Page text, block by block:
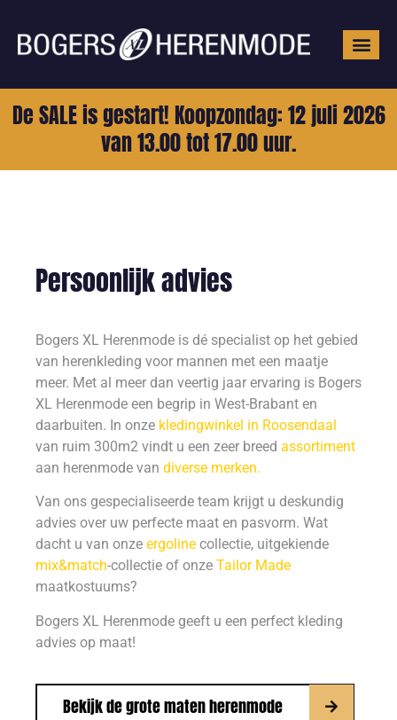
De SALE is gestart! Koopzondag: 12 juli 2026
van 13.00 tot 17.00 uur.
Persoonlijk advies
Bogers XL Herenmode is dé specialist op het gebied
van herenkleding voor mannen met een maatje
meer. Met al meer dan veertig jaar ervaring is Bogers
XL Herenmode een begrip in West-Brabant en
daarbuiten. In onze kledingwinkel in Roosendaal
van ruim 300m2 vindt u een zeer breed assortiment
aan herenmode van diverse merken.
Van ons gespecialiseerde team krijgt u deskundig
advies over uw perfecte maat en pasvorm. Wat
dacht u van onze ergoline collectie, uitgekiende
mix&match-collectie of onze Tailor Made
maatkostuums?
Bogers XL Herenmode geeft u een perfect kleding
advies op maat!
Bekijk de grote maten herenmode